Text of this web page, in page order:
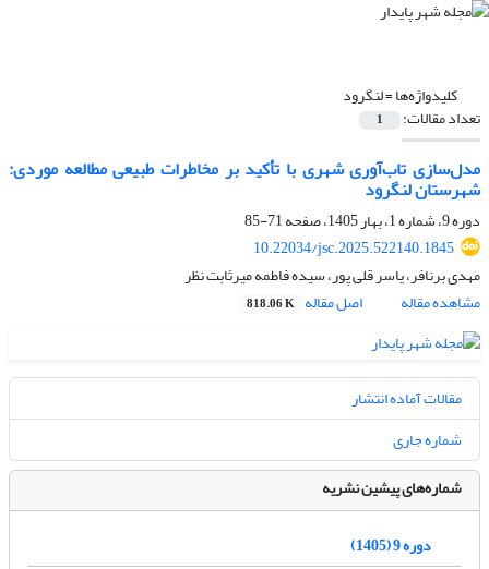
کلیدواژه‌ها =لنگرود
تعداد مقالات: 1
مدل‌سازی تاب‌آوری شهری با تأکید بر مخاطرات طبیعیمطالعه موردی:
شهرستان لنگرود
دوره 9، شماره 1، بهار 1405، صفحه
71-85
10.22034/jsc.2025.522140.1845
مهدی برنافر، یاسر قلی پور، سیده فاطمه میرثابت نظر
مشاهده مقاله
اصل مقاله 818.06 K
مقالات آماده انتشار
شماره جاری
شماره‌های پیشین نشریه
دوره 9 (1405)